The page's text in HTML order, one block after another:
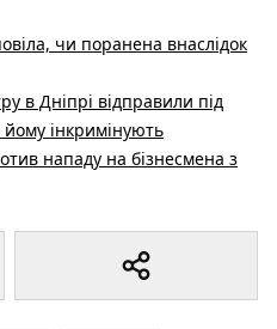
чи поранена внаслідок
в Дніпрі відправили під
інкримінують
нападу на бізнесмена з